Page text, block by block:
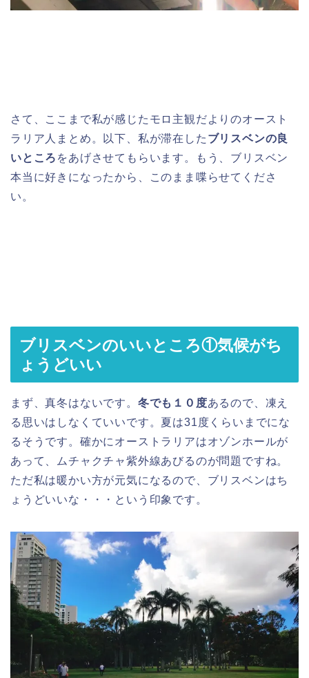
さて、ここまで私が感じたモロ主観だよりのオースト
ラリア人まとめ。以下、私が滞在した ブリスベンの良
いところ をあげさせてもらいます。もう、ブリスベン
本当に好きになったから、このまま喋らせてくださ
い。
ブリスベンのいいところ①気候がち
ょうどいい
まず、真冬はないです。 冬でも１０度あるので、凍え
る思いはしなくていいです。夏は31度くらいまでにな
るそうです。確かにオーストラリアはオゾンホールが
あって、ムチャクチャ紫外線あびるのが問題ですね。
ただ私は暖かい方が元気になるので、ブリスベンはち
ょうどいいな・・・という印象です。